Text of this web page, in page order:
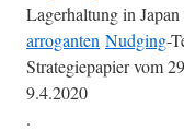
Lagerhaltung in
arroganten Nudging-
Strategiepapier vom
9.4.2020
.